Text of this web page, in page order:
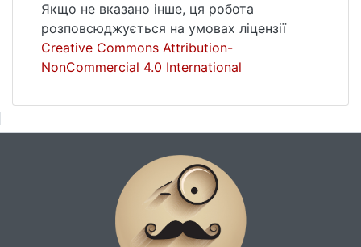
Якщо не вказано інше, ця робота
розповсюджується на умовах ліцензії
Creative Commons Attribution-
NonCommercial 4.0 International